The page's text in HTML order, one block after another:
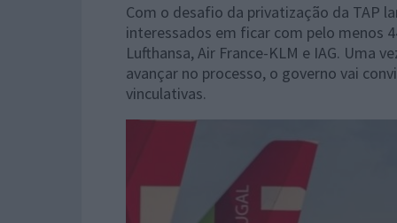
Com o desafio da privatização da TAP
interessados em ficar com pelo menos
Lufthansa, Air France-KLM e IAG. Uma
avançar no processo, o governo vai
vinculativas.